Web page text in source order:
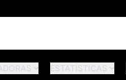
ESTATÍSTICAS